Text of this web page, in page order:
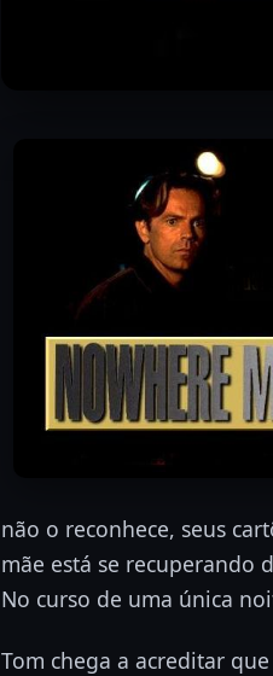
não o reconhece, seus
mãe está se recuperando
No curso de uma única
Tom chega a acreditar